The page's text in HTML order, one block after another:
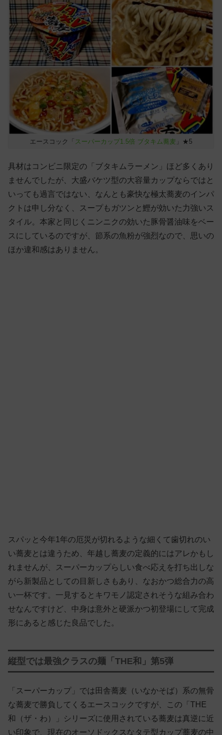
エースコック「 スーパーカップ1.5倍 ブタキム蕎麦 」★5
具材はコンビニ限定の「ブタキムラーメン」ほど多くあり
ませんでしたが、大盛バケツ型の大容量カップならではと
いっても過言ではない、なんとも豪快な極太蕎麦のインパ
クトは申し分なく、スープもガツンと鰹が効いた力強いス
タイル。本家と同じくニンニクの効いた豚骨醤油味をベー
スにしているのですが、節系の魚粉が強烈なので、思いの
ほか違和感はありません。
スパッと今年1年の厄災が切れるような細くて歯切れのい
い蕎麦とは違うため、年越し蕎麦の定義的にはアレかもし
れませんが、スーパーカップらしい食べ応えを打ち出しな
がら新製品としての目新しさもあり、なおかつ総合力の高
い一杯です。一見するとキワモノ認定されそうな組み合わ
せなんですけど、中身は意外と硬派かつ初登場にして完成
形にあると感じた良品でした。
縦型では最強クラスの麺「THE和」第5弾
「スーパーカップ」では田舎蕎麦（いなかそば）系の無骨
な蕎麦で勝負してくるエースコックですが、この「THE
和（ザ・わ）」シリーズに使用されている蕎麦は真逆に近
い印象で、現在のオーソドックスなタテ型カップ蕎麦の中